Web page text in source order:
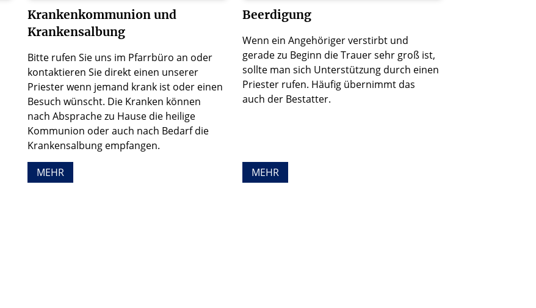
Krankenkommunion und
Krankensalbung
Bitte rufen Sie uns im Pfarrbüro an oder
kontaktieren Sie direkt einen unserer
Priester wenn jemand krank ist oder einen
Besuch wünscht. Die Kranken können
nach Absprache zu Hause die heilige
Kommunion oder auch nach Bedarf die
Krankensalbung empfangen.
MEHR
Beerdigung
Wenn ein Angehöriger verstirbt und
gerade zu Beginn die Trauer sehr groß ist,
sollte man sich Unterstützung durch einen
Priester rufen. Häufig übernimmt das
auch der Bestatter.
MEHR